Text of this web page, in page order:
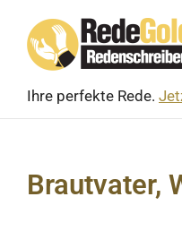
content
Ihre perfekte Rede.
Brautvater,